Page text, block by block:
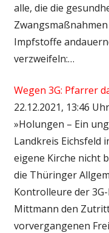
alle, die die
Impfstoffe
verzweifeln:…
Wegen 3G: Pfarrer
22.12.2021, 13:46
»Holungen – Ein
Landkreis Eichsfeld
eigene Kirche nicht
die Thüringer
Kontrolleure der
Mittmann den
vorvergangenen